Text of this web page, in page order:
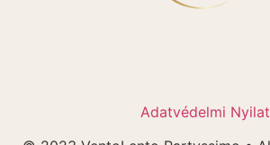
Adatvédelmi